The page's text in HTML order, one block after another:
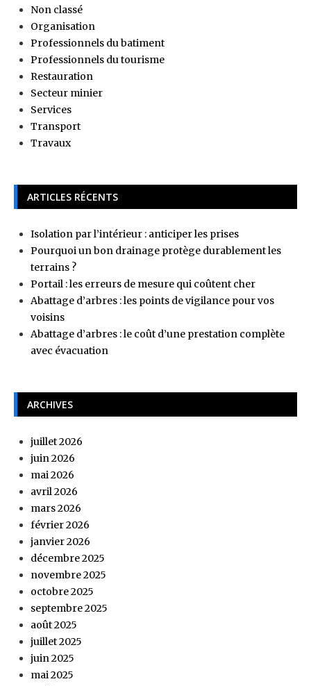
Non classé
Organisation
Professionnels du batiment
Professionnels du tourisme
Restauration
Secteur minier
Services
Transport
Travaux
ARTICLES RÉCENTS
Isolation par l’intérieur : anticiper les prises
Pourquoi un bon drainage protège durablement les
terrains ?
Portail : les erreurs de mesure qui coûtent cher
Abattage d’arbres : les points de vigilance pour vos
voisins
Abattage d’arbres : le coût d’une prestation complète
avec évacuation
ARCHIVES
juillet 2026
juin 2026
mai 2026
avril 2026
mars 2026
février 2026
janvier 2026
décembre 2025
novembre 2025
octobre 2025
septembre 2025
août 2025
juillet 2025
juin 2025
mai 2025